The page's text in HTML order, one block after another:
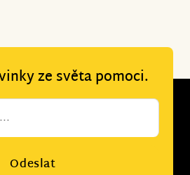
ze světa pomoci.
Odeslat